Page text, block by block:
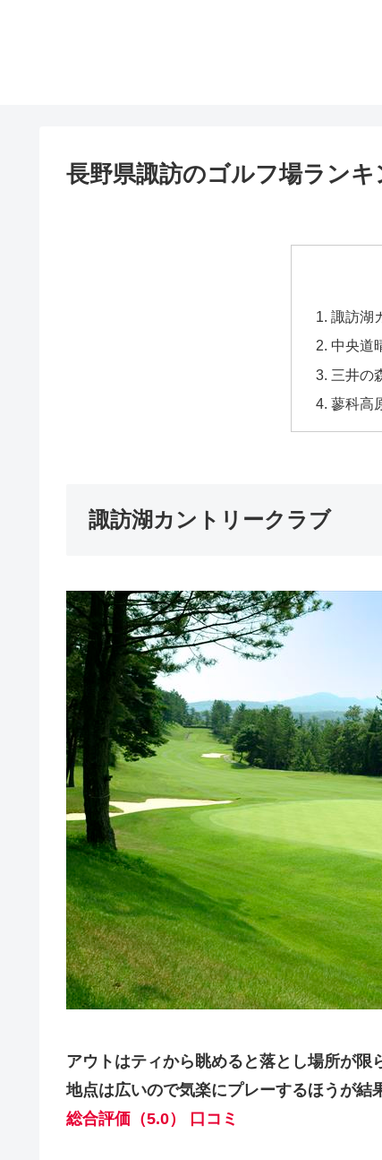
長野県諏訪のゴルフ場ラン
諏訪湖
中央道
三井の
蓼科高
諏訪湖カントリークラブ
アウトはティから眺めると落とし場所が
地点は広いので気楽にプレーするほうが結
総合評価（5.0） 口コミ